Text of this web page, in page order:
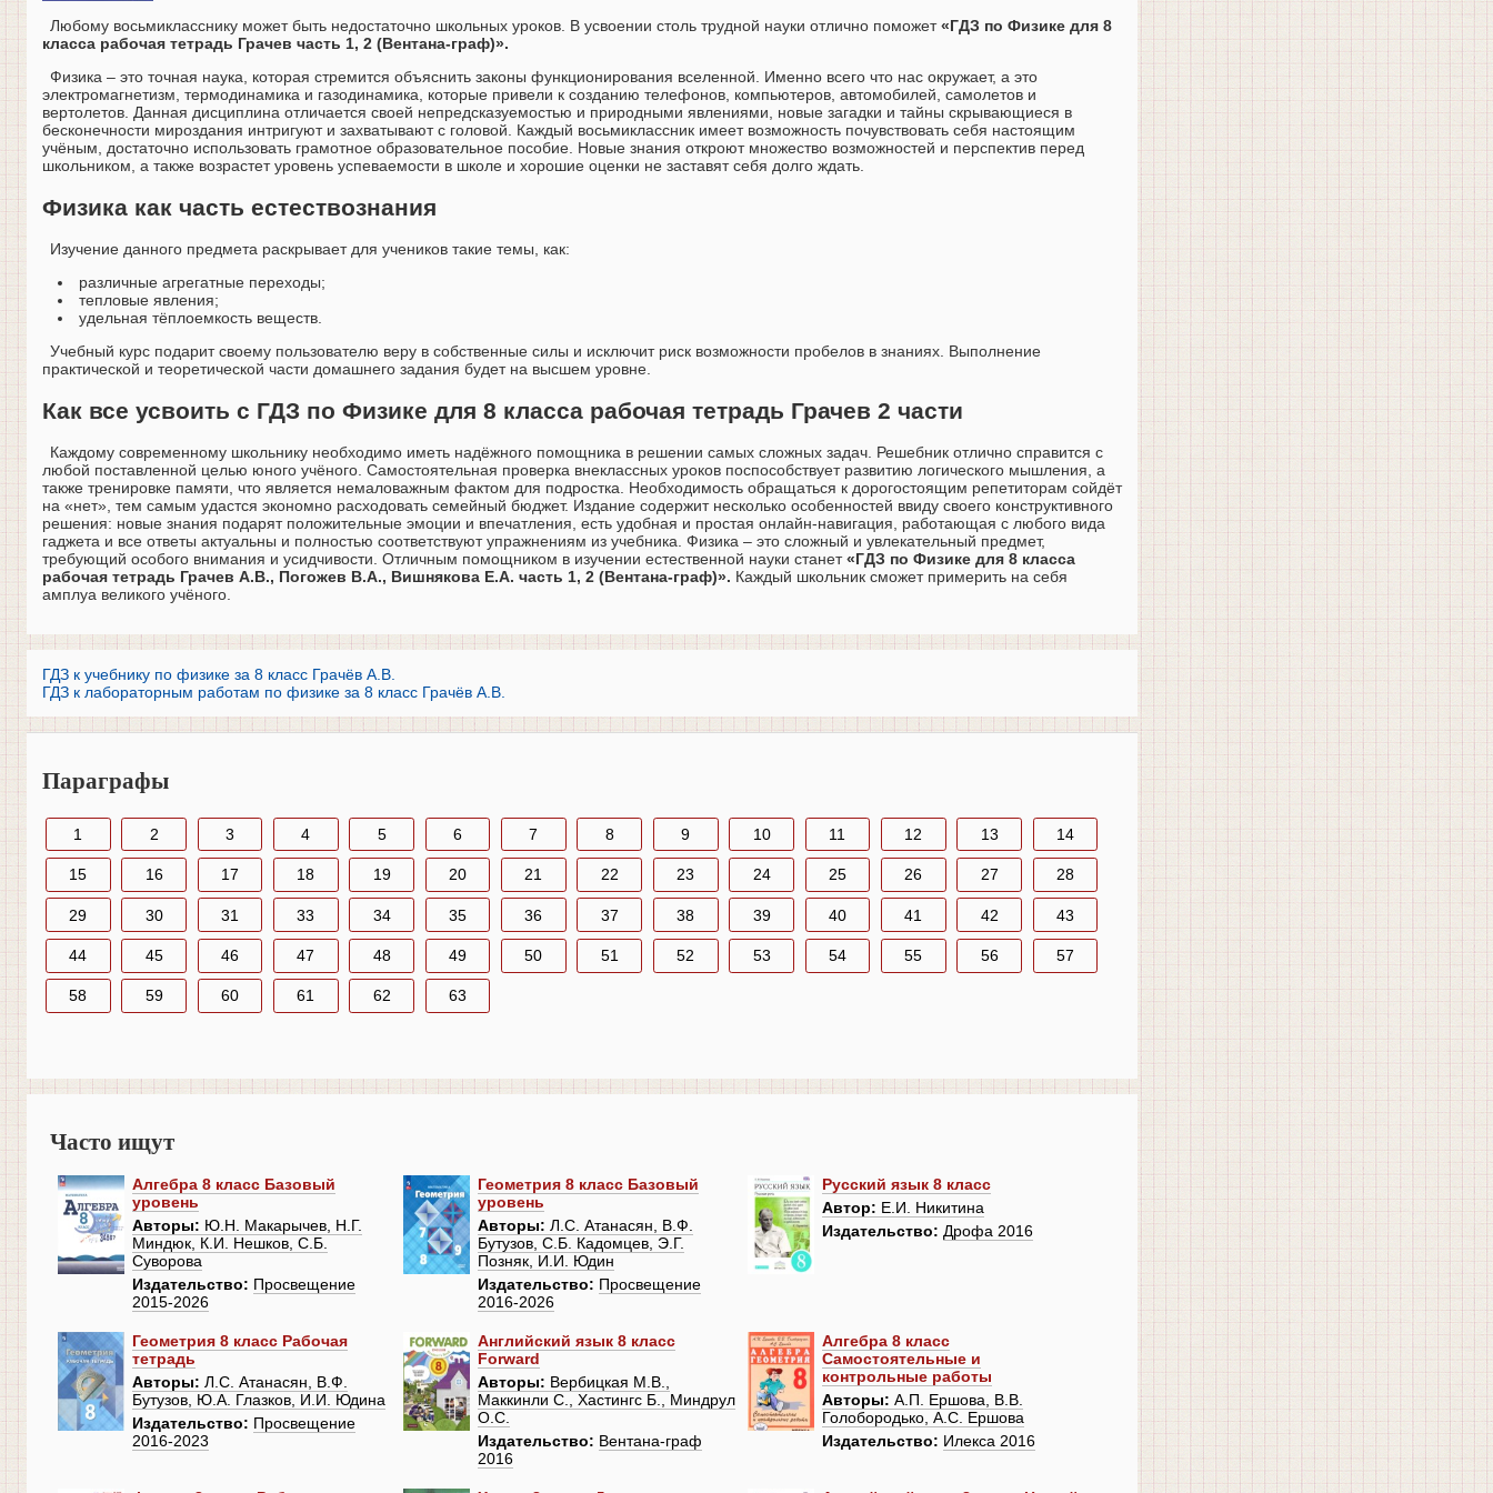
Любому восьмикласснику может быть недостаточно школьных уроков. В усвоении столь трудной науки отлично поможет«ГДЗ по Физике для 8
класса рабочая тетрадь Грачев часть 1, 2 (Вентана-граф)».
Физика – это точная наука, которая стремится объяснить законы функционирования вселенной. Именно всего что нас окружает, а это
электромагнетизм, термодинамика и газодинамика, которые привели к созданию телефонов, компьютеров, автомобилей, самолетов и
вертолетов. Данная дисциплина отличается своей непредсказуемостью и природными явлениями, новые загадки и тайны скрывающиеся в
бесконечности мироздания интригуют и захватывают с головой. Каждый восьмиклассник имеет возможность почувствовать себя настоящим
учёным, достаточно использовать грамотное образовательное пособие. Новые знания откроют множество возможностей и перспектив перед
школьником, а также возрастет уровень успеваемости в школе и хорошие оценки не заставят себя долго ждать.
Физика как часть естествознания
Изучение данного предмета раскрывает для учеников такие темы, как:
различные агрегатные переходы;
тепловые явления;
удельная тёплоемкость веществ.
Учебный курс подарит своему пользователю веру в собственные силы и исключит риск возможности пробелов в знаниях. Выполнение
практической и теоретической части домашнего задания будет на высшем уровне.
Как все усвоить с ГДЗ по Физике для 8 класса рабочая тетрадь Грачев 2 части
Каждому современному школьнику необходимо иметь надёжного помощника в решении самых сложных задач. Решебник отлично справится с
любой поставленной целью юного учёного. Самостоятельная проверка внеклассных уроков поспособствует развитию логического мышления, а
также тренировке памяти, что является немаловажным фактом для подростка. Необходимость обращаться к дорогостоящим репетиторам сойдёт
на «нет», тем самым удастся экономно расходовать семейный бюджет. Издание содержит несколько особенностей ввиду своего конструктивного
решения: новые знания подарят положительные эмоции и впечатления, есть удобная и простая онлайн-навигация, работающая с любого вида
гаджета и все ответы актуальны и полностью соответствуют упражнениям из учебника. Физика – это сложный и увлекательный предмет,
требующий особого внимания и усидчивости. Отличным помощником в изучении естественной науки станет«ГДЗ по Физике для 8 класса
рабочая тетрадь Грачев А.В., Погожев В.А., Вишнякова Е.А. часть 1, 2 (Вентана-граф)». Каждый школьник сможет примерить на себя
амплуа великого учёного.
ГДЗ к учебнику по физике за 8 класс Грачёв А.В.
ГДЗ к лабораторным работам по физике за 8 класс Грачёв А.В.
Параграфы
1 2 3 4 5 6 7 8 9 10 11 12 13 14
15 16 17 18 19 20 21 22 23 24 25 26 27 28
29 30 31 33 34 35 36 37 38 39 40 41 42 43
44 45 46 47 48 49 50 51 52 53 54 55 56 57
58 59 60 61 62 63
Часто ищут
Алгебра 8 класс Базовый
уровень
Авторы: Ю.Н. Макарычев, Н.Г.
Миндюк, К.И. Нешков, С.Б.
Суворова
Издательство: Просвещение
2015-2026
Геометрия 8 класс Базовый
уровень
Авторы: Л.С. Атанасян, В.Ф.
Бутузов, С.Б. Кадомцев, Э.Г.
Позняк, И.И. Юдин
Издательство: Просвещение
2016-2026
Русский язык 8 класс
Автор: Е.И. Никитина
Издательство: Дрофа 2016
Геометрия 8 класс Рабочая
тетрадь
Авторы: Л.С. Атанасян, В.Ф.
Бутузов, Ю.А. Глазков, И.И. Юдина
Издательство: Просвещение
2016-2023
Английский язык 8 класс
Forward
Авторы: Вербицкая М.В.,
Маккинли С., Хастингс Б., Миндрул
О.С.
Издательство: Вентана-граф
2016
Алгебра 8 класс
Самостоятельные и
контрольные работы
Авторы: А.П. Ершова, В.В.
Голобородько, А.С. Ершова
Издательство: Илекса 2016